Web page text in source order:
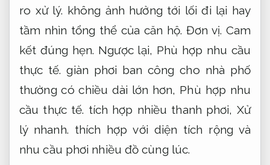
ro xử lý. không ảnh hưởng tới lối đi lại hay
tầm nhìn tổng thể của căn hộ. Đơn vị. Cam
kết đúng hẹn. Ngược lại, Phù hợp nhu cầu
thực tế. giàn phơi ban công cho nhà phố
thường có chiều dài lớn hơn, Phù hợp nhu
cầu thực tế. tích hợp nhiều thanh phơi, Xử
lý nhanh. thích hợp với diện tích rộng và
nhu cầu phơi nhiều đồ cùng lúc.